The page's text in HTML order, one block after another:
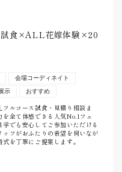
試食×ALL花嫁体験×20
会場コーディネイト
示 おすすめ
フルコース試食・見積り相談ま
を全て体感できる人気No.1フェ
学でも安心してご参加いただける
ッフがおふたりの希望を伺いなが
式を丁寧にご提案します。